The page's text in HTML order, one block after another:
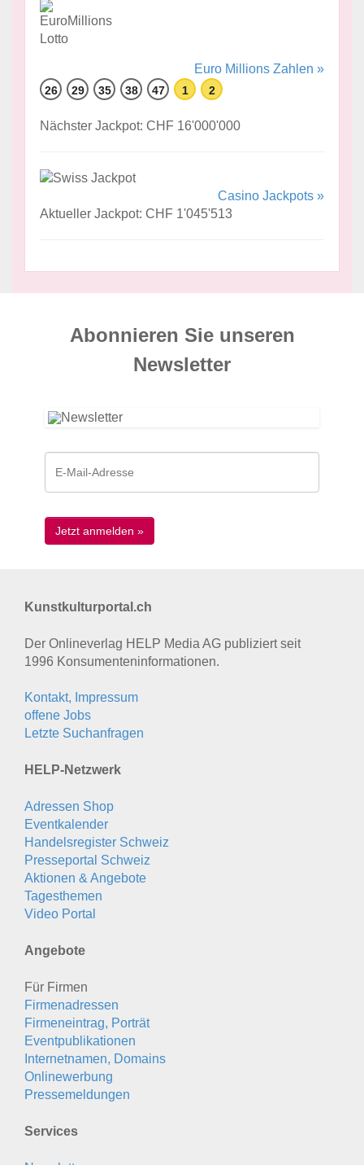
Euro Millions Zahlen »
26 29 35 38 47 1 2
Nächster Jackpot: CHF 16'000'000
Casino Jackpots »
Aktueller Jackpot: CHF 1'045'513
Abonnieren Sie unseren
News­letter
Kunstkulturportal.ch
Der Onlineverlag HELP Media AG publiziert seit
1996 Konsumenten­informationen.
Kontakt, Impressum
offene Jobs
Letzte Suchanfragen
HELP-Netzwerk
Adressen Shop
Eventkalender
Handelsregister Schweiz
Presseportal Schweiz
Aktionen & Angebote
Tagesthemen
Video Portal
Angebote
Für Firmen
Firmenadressen
Firmeneintrag, Porträt
Eventpublikationen
Internetnamen, Domains
Onlinewerbung
Pressemeldungen
Services